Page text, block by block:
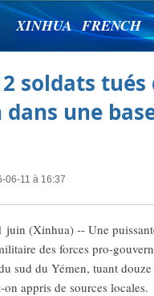
XINHUA FRENCH
soldats
dans une
06-11 à 16:37
(Xinhua) -- Une
des forces pro-
sud du Yémen, tuant douze
appris de sources locales.